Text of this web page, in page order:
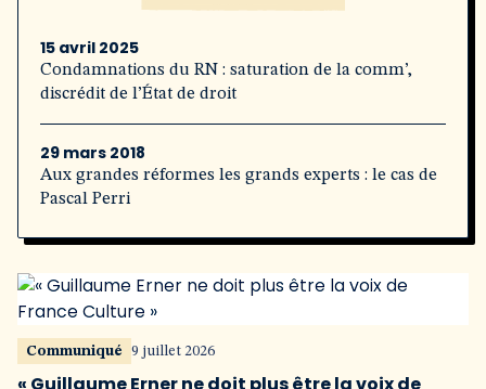
15 avril 2025
Condamnations du RN : saturation de la comm’,
discrédit de l’État de droit
29 mars 2018
Aux grandes réformes les grands experts : le cas de
Pascal Perri
Communiqué 9 juillet 2026